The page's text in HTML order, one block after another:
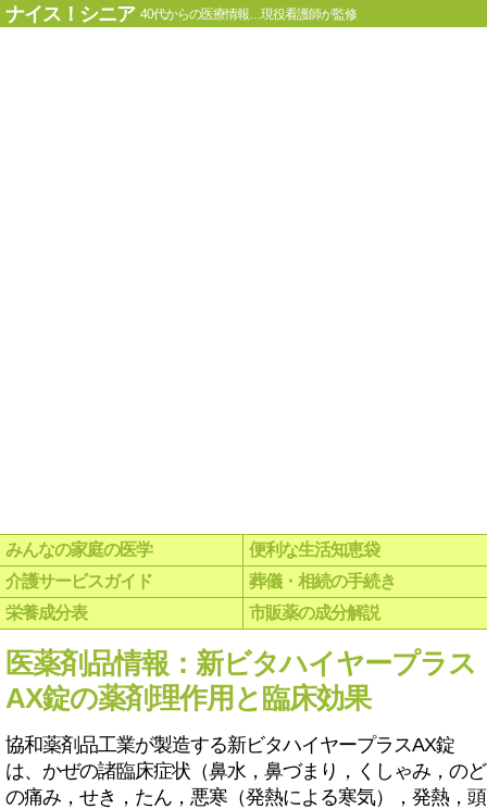
ナイス！シニア 40代からの医療情報…現役看護師が監修
みんなの家庭の医学
便利な生活知恵袋
介護サービスガイド
葬儀・相続の手続き
栄養成分表
市販薬の成分解説
医薬剤品情報：新ビタハイヤープラス
AX錠の薬剤理作用と臨床効果
協和薬剤品工業が製造する新ビタハイヤープラスAX錠
は、かぜの諸臨床症状（鼻水，鼻づまり，くしゃみ，のど
の痛み，せき，たん，悪寒（発熱による寒気），発熱，頭